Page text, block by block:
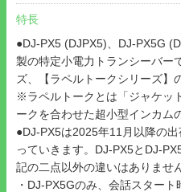
特長
●DJ-PX5 (DJPX5)、DJ-PX5G
製の特定小電力トランシーバー
ズ、【ラペルトークシリーズ】
※ラペルトークとは「ジャケッ
ークを合わせた超小型インカム
●DJ-PX5は2025年11月以降の
っていきます。DJ-PX5とDJ-
記の二点以外の違いはありませ
・DJ-PX5Gのみ、会話スター